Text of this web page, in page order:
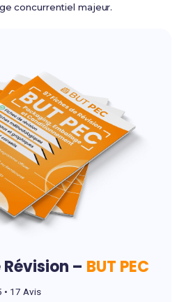
concurrentiel majeur.
Révision – BUT PEC
• 17 Avis